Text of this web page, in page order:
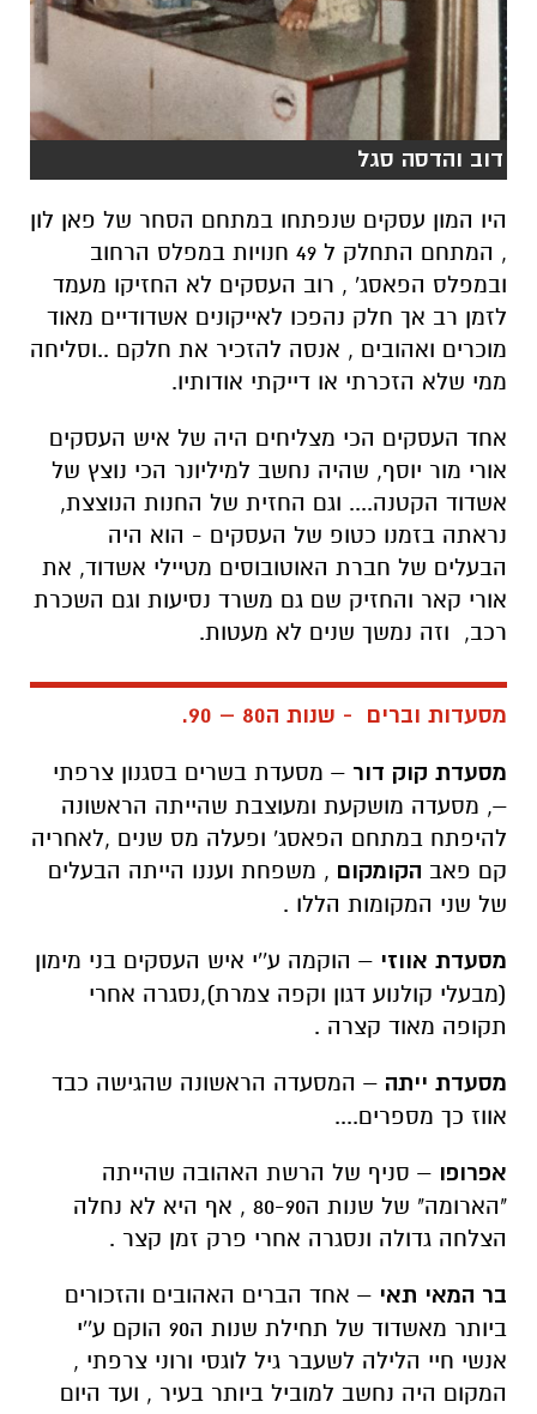
דוב והדסה סגל
היו המון עסקים שנפתחו במתחם הסחר של פאן לון
, המתחם התחלק ל 49 חנויות במפלס הרחוב
ובמפלס הפאסג' , רוב העסקים לא החזיקו מעמד
לזמן רב אך חלק נהפכו לאייקונים אשדודיים מאוד
מוכרים ואהובים , אנסה להזכיר את חלקם ..וסליחה
ממי שלא הזכרתי או דייקתי אודותיו.
אחד העסקים הכי מצליחים היה של איש העסקים
אורי מור יוסף, שהיה נחשב למיליונר הכי נוצץ של
אשדוד הקטנה.... וגם החזית של החנות הנוצצת,
נראתה בזמנו כטופ של העסקים - הוא היה
הבעלים של חברת האוטובוסים מטיילי אשדוד, את
אורי קאר והחזיק שם גם משרד נסיעות וגם השכרת
רכב, וזה נמשך שנים לא מעטות.
מסעדות וברים - שנות ה80 – 90.
מסעדת קוק דור – מסעדת בשרים בסגנון צרפתי
–, מסעדה מושקעת ומעוצבת שהייתה הראשונה
להיפתח במתחם הפאסג' ופעלה מס שנים ,לאחריה
קם פאב הקומקום , משפחת ועננו הייתה הבעלים
של שני המקומות הללו .
מסעדת אווזי – הוקמה ע''י איש העסקים בני מימון
(מבעלי קולנוע דגון וקפה צמרת),נסגרה אחרי
תקופה מאוד קצרה .
מסעדת ייתה – המסעדה הראשונה שהגישה כבד
אווז כך מספרים....
אפרופו – סניף של הרשת האהובה שהייתה
"הארומה" של שנות ה80-90 , אף היא לא נחלה
הצלחה גדולה ונסגרה אחרי פרק זמן קצר .
בר המאי תאי – אחד הברים האהובים והזכורים
ביותר מאשדוד של תחילת שנות ה90 הוקם ע''י
אנשי חיי הלילה לשעבר גיל לוגסי ורוני צרפתי ,
המקום היה נחשב למוביל ביותר בעיר , ועד היום